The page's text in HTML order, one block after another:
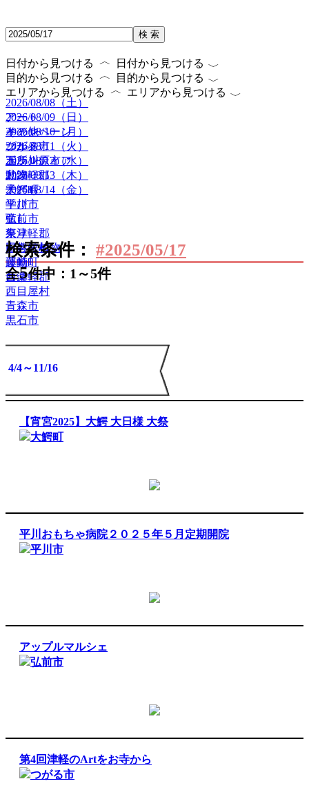
検 索
日付から見つける 〈 日付から見つける 〈
2026/08/08（土）
2026/08/09（日）
2026/08/10（月）
2026/08/11（火）
2026/08/12（水）
2026/08/13（木）
2026/08/14（金）
目的から見つける 〈 目的から見つける 〈
アート
キャンペーン
グルメ
ボランティア
動物
子ども
学び
癒し
祭り
自然・植物
運動
音楽
エリアから見つける 〈 エリアから見つける 〈
その他
つがる市
五所川原市
北津軽郡
大鰐町
平川市
弘前市
東津軽郡
田舎館村
藤崎町
西津軽郡
西目屋村
青森市
黒石市
検索条件： #2025/05/17
全5件中：1～5件
5/17
【宵宮2025】大鰐 大日様 大祭
大鰐町
5/17
平川おもちゃ病院２０２５年５月定期開院
平川市
5/17
アップルマルシェ
弘前市
4/29～6/29
第4回津軽のArtをお寺から
つがる市
4/4～11/16